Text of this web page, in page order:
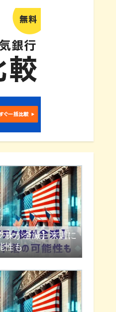
株が全滅】来週に
性も